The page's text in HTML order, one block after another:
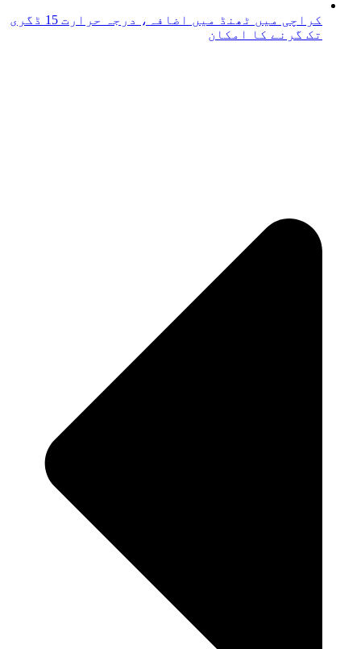
کراچی میں ٹھنڈ میں اضافہ، درجہ حرارت 15 ڈگری
تک گرنے کا امکان